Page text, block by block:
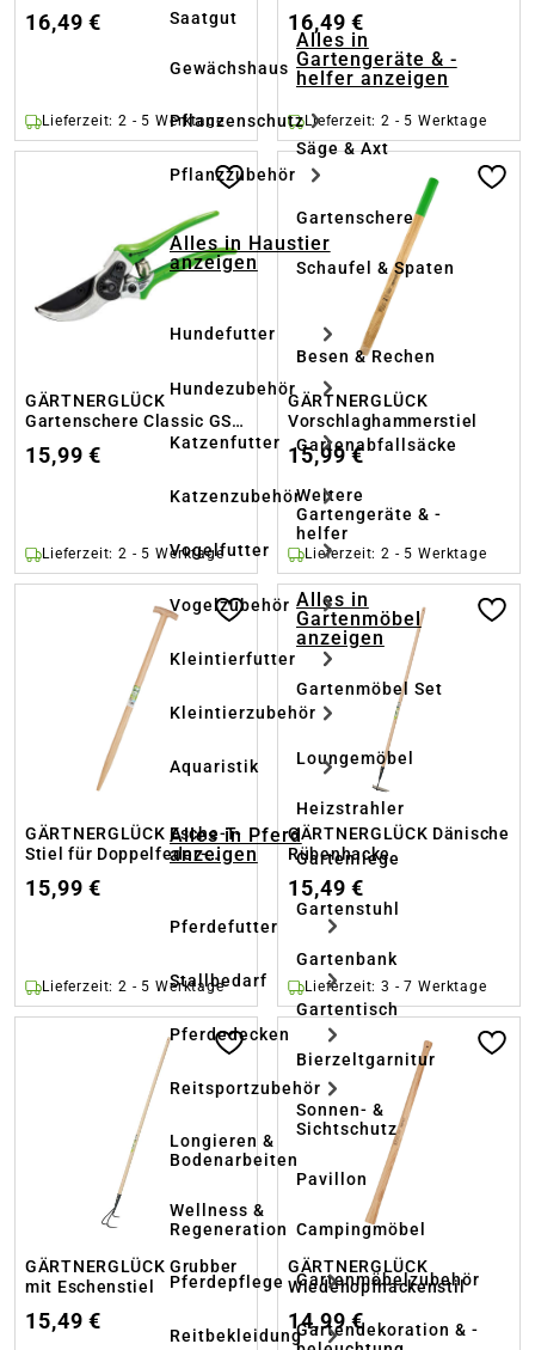
Saatgut
Gewächshaus
Pflanzenschutz
Pflanzzubehör
Alles in Haustier
anzeigen
Hundefutter
Hundezubehör
Katzenfutter
Katzenzubehör
Vogelfutter
Vogelzubehör
Kleintierfutter
Kleintierzubehör
Aquaristik
Alles in Pferd
anzeigen
Pferdefutter
Stallbedarf
Pferdedecken
Reitsportzubehör
Longieren &
Bodenarbeiten
Wellness &
Regeneration
Pferdepflege
Reitbekleidung
Alles in
Gartengeräte & -
helfer anzeigen
Säge & Axt
Gartenschere
Schaufel & Spaten
Besen & Rechen
Gartenabfallsäcke
Weitere
Gartengeräte & -
helfer
Alles in
Gartenmöbel
anzeigen
Gartenmöbel Set
Loungemöbel
Heizstrahler
Gartenliege
Gartenstuhl
Gartenbank
Gartentisch
Bierzeltgarnitur
Sonnen- &
Sichtschutz
Pavillon
Campingmöbel
Gartenmöbelzubehör
Gartendekoration & -
16,49 €
Lieferzeit: 2 - 5 Werktage
16,49 €
Lieferzeit: 2 - 5 Werktage
GÄRTNERGLÜCK
Gartenschere Classic GSC
15,99 €
Lieferzeit: 2 - 5 Werktage
GÄRTNERGLÜCK
Vorschlaghammerstiel
15,99 €
Lieferzeit: 2 - 5 Werktage
GÄRTNERGLÜCK Esche-T-
Stiel für Doppelfeder-
15,99 €
Lieferzeit: 2 - 5 Werktage
GÄRTNERGLÜCK Dänische
Rübenhacke
15,49 €
Lieferzeit: 3 - 7 Werktage
GÄRTNERGLÜCK Grubber
mit Eschenstiel
15,49 €
GÄRTNERGLÜCK
Wiedehopfhackenstil
14,99 €